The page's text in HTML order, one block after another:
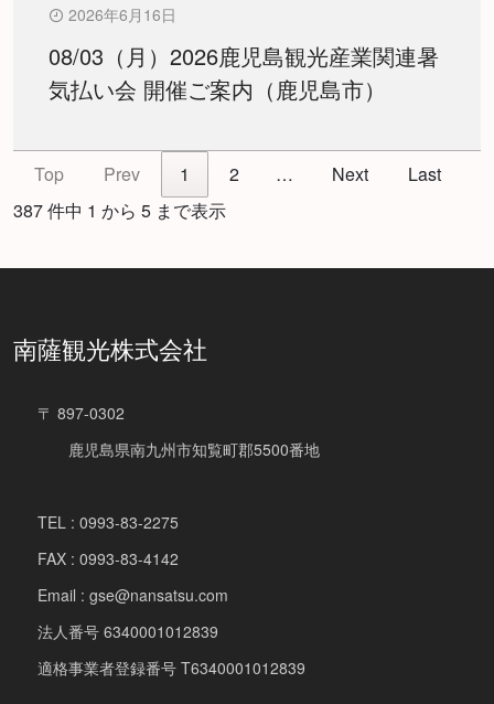
2026年6月16日
08/03（月）2026鹿児島観光産業関連暑
気払い会 開催ご案内（鹿児島市）
Top Prev 1 2 … Next
Last
387 件中 1 から 5 まで表示
南薩観光株式会社
〒 897-0302
鹿児島県南九州市知覧町郡5500番地
TEL : 0993-83-2275
FAX : 0993-83-4142
Email : gse@nansatsu.com
法人番号 6340001012839
適格事業者登録番号 T6340001012839